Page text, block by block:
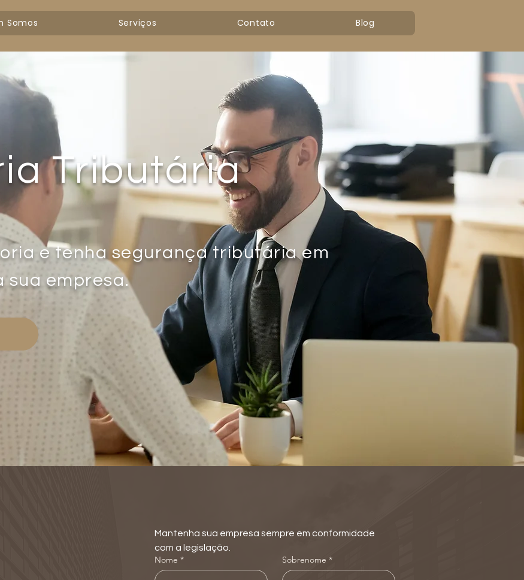
Somos Serviços Contato Blog
Tributária
e tenha segurança tributária em
sua empresa.
Mantenha sua empresa sempre em conformidade
com a legislação.
Nome * Sobrenome *